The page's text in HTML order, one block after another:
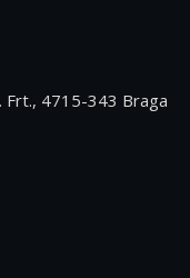
Frt., 4715-343 Braga